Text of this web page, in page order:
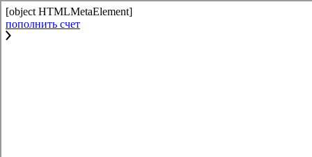
[object HTMLMetaElement]
пополнить счет